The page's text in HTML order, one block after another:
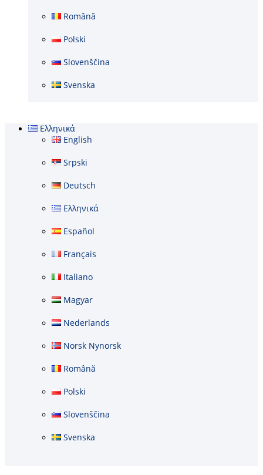
Română
Polski
Slovenščina
Svenska
Ελληνικά
English
Srpski
Deutsch
Ελληνικά
Español
Français
Italiano
Magyar
Nederlands
Norsk Nynorsk
Română
Polski
Slovenščina
Svenska